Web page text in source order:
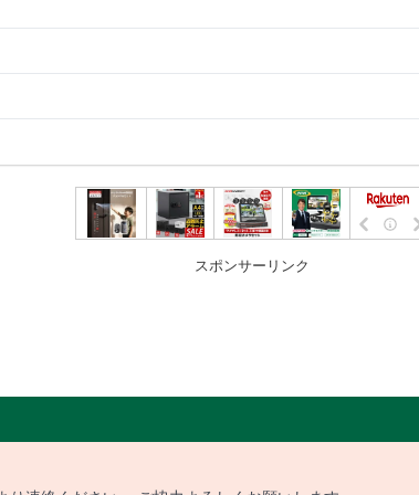
スポンサーリンク